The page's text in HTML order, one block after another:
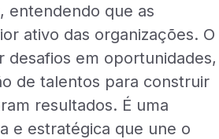
entendendo que as
ativo das organizações. O
desafios em oportunidades,
de talentos para construir
resultados. É uma
e estratégica que une o